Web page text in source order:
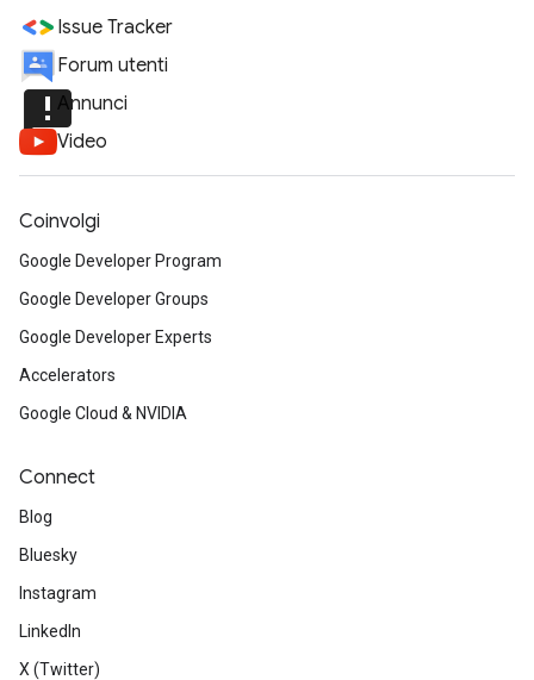
Issue Tracker
Forum utenti
announcementAnnunci
Video
Coinvolgi
Google Developer Program
Google Developer Groups
Google Developer Experts
Accelerators
Google Cloud & NVIDIA
Connect
Blog
Bluesky
Instagram
LinkedIn
X (Twitter)